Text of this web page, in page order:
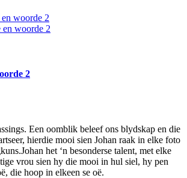
2
Een oomblik beleef ons blydskap en die
hierdie mooi sien Johan raak in elke foto
het ‘n besonderse talent, met elke
vrou sien hy die mooi in hul siel, hy pen
die hoop in elkeen se oë.